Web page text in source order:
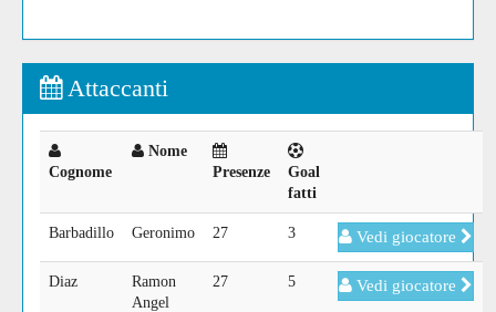
Attaccanti
Cognome
Nome
Presenze
Goal
fatti
Barbadillo Geronimo 27 3 Vedi giocatore
Diaz
Ramon
Angel
27 5 Vedi giocatore